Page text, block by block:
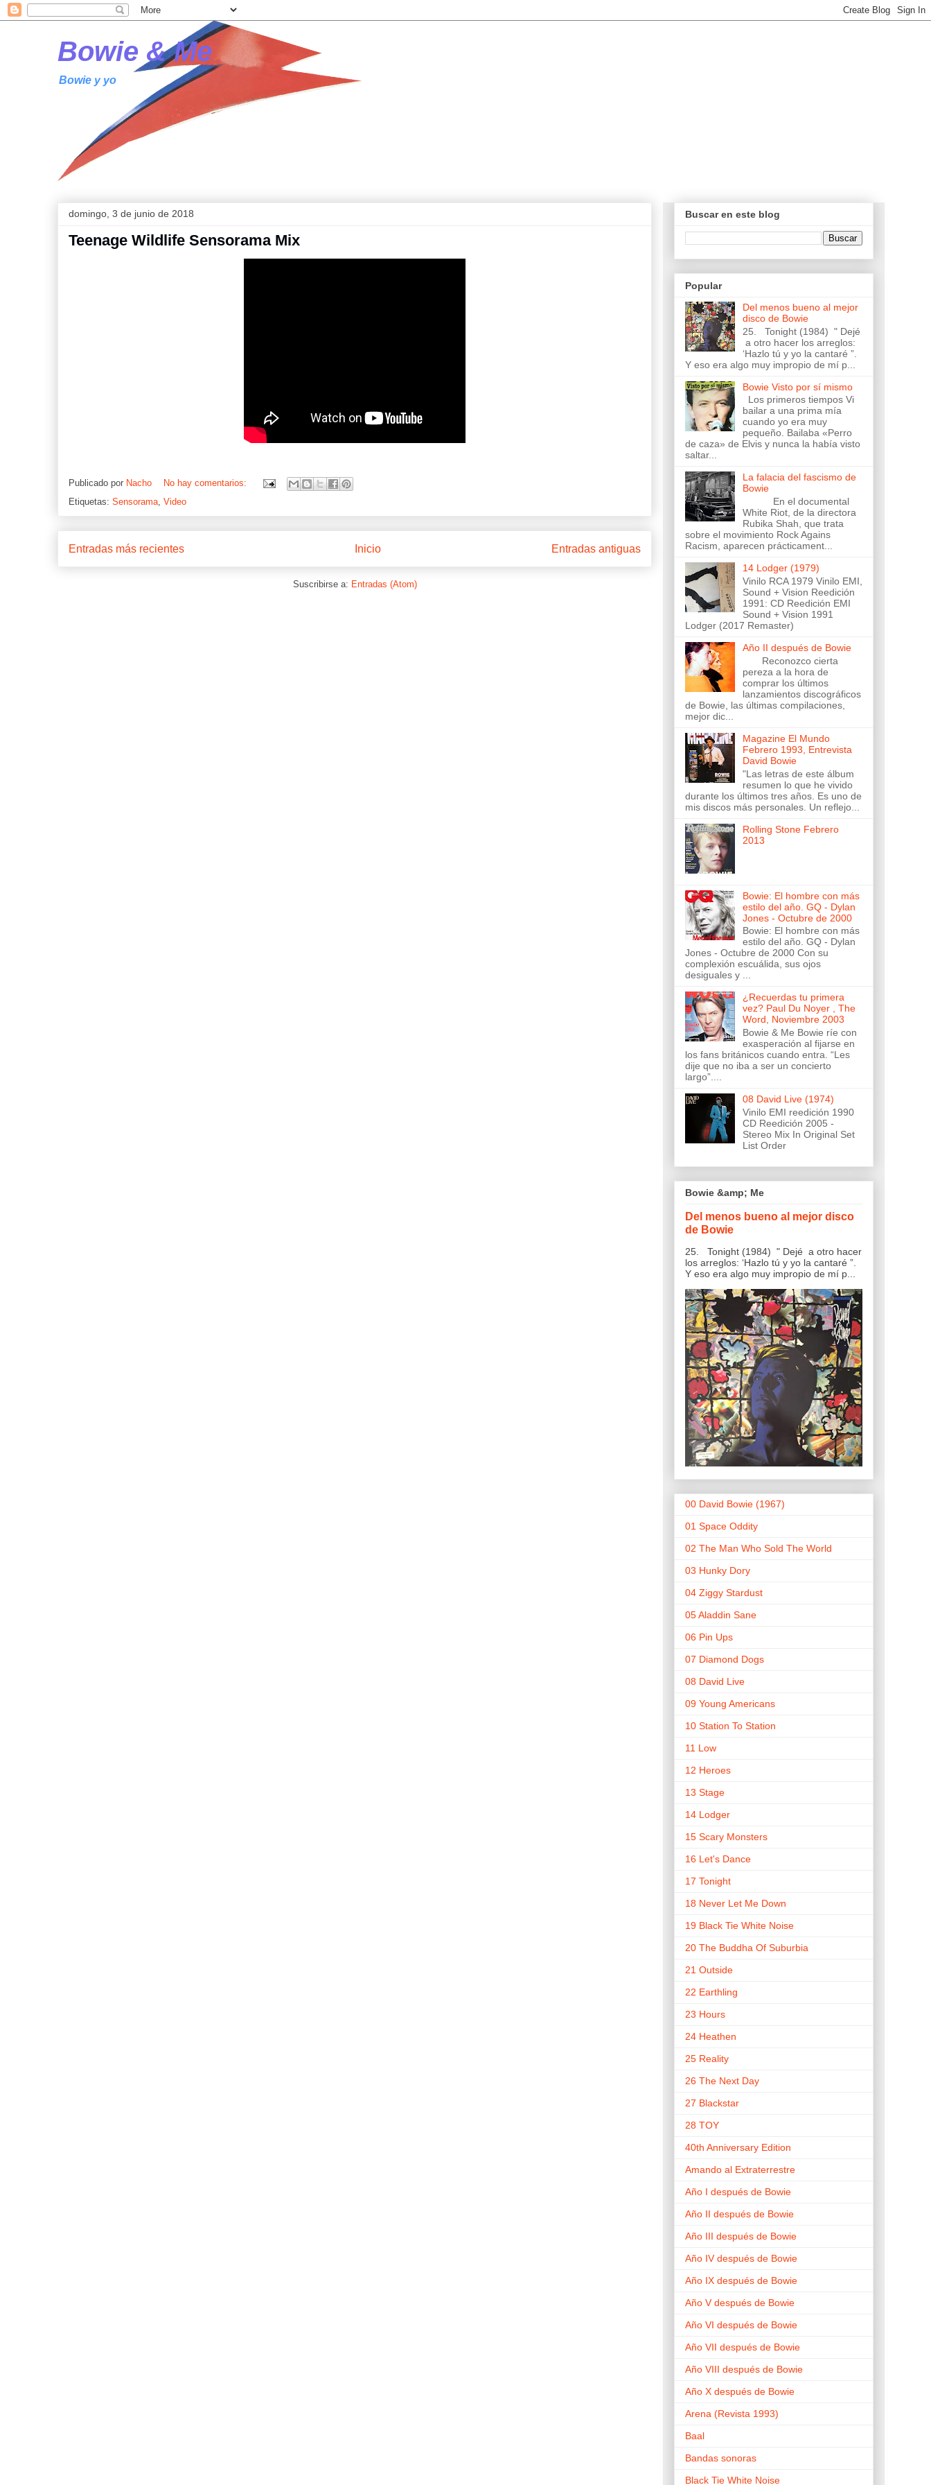
Bowie & Me
Bowie y yo
domingo, 3 de junio de 2018
Teenage Wildlife Sensorama Mix
Publicado por Nacho
No hay comentarios:
Etiquetas: Sensorama, Video
Entradas más recientes Entradas antiguas
Inicio
Suscribirse a: Entradas (Atom)
Buscar en este blog
Popular
Del menos bueno al mejor
disco de Bowie
25. Tonight (1984) " Dejé
a otro hacer los arreglos:
‘Hazlo tú y yo la cantaré ”.
Y eso era algo muy impropio de mí p...
Bowie Visto por sí mismo
Los primeros tiempos Vi
bailar a una prima mía
cuando yo era muy
pequeño. Bailaba «Perro
de caza» de Elvis y nunca la había visto
saltar...
La falacia del fascismo de
Bowie
En el documental
White Riot, de la directora
Rubika Shah, que trata
sobre el movimiento Rock Agains
Racism, aparecen prácticament...
14 Lodger (1979)
Vinilo RCA 1979 Vinilo EMI,
Sound + Vision Reedición
1991: CD Reedición EMI
Sound + Vision 1991
Lodger (2017 Remaster)
Año II después de Bowie
Reconozco cierta
pereza a la hora de
comprar los últimos
lanzamientos discográficos
de Bowie, las últimas compilaciones,
mejor dic...
Magazine El Mundo
Febrero 1993, Entrevista
David Bowie
"Las letras de este álbum
resumen lo que he vivido
durante los últimos tres años. Es uno de
mis discos más personales. Un reflejo...
Rolling Stone Febrero
2013
Bowie: El hombre con más
estilo del año. GQ - Dylan
Jones - Octubre de 2000
Bowie: El hombre con más
estilo del año. GQ - Dylan
Jones - Octubre de 2000 Con su
complexión escuálida, sus ojos
desiguales y ...
¿Recuerdas tu primera
vez? Paul Du Noyer , The
Word, Noviembre 2003
Bowie & Me Bowie ríe con
exasperación al fijarse en
los fans británicos cuando entra. “Les
dije que no iba a ser un concierto
largo”....
08 David Live (1974)
Vinilo EMI reedición 1990
CD Reedición 2005 -
Stereo Mix In Original Set
List Order
Bowie &amp; Me
Del menos bueno al mejor disco
de Bowie
25. Tonight (1984) " Dejé a otro hacer
los arreglos: ‘Hazlo tú y yo la cantaré ”.
Y eso era algo muy impropio de mí p...
00 David Bowie (1967)
01 Space Oddity
02 The Man Who Sold The World
03 Hunky Dory
04 Ziggy Stardust
05 Aladdin Sane
06 Pin Ups
07 Diamond Dogs
08 David Live
09 Young Americans
10 Station To Station
11 Low
12 Heroes
13 Stage
14 Lodger
15 Scary Monsters
16 Let's Dance
17 Tonight
18 Never Let Me Down
19 Black Tie White Noise
20 The Buddha Of Suburbia
21 Outside
22 Earthling
23 Hours
24 Heathen
25 Reality
26 The Next Day
27 Blackstar
28 TOY
40th Anniversary Edition
Amando al Extraterrestre
Año I después de Bowie
Año II después de Bowie
Año III después de Bowie
Año IV después de Bowie
Año IX después de Bowie
Año V después de Bowie
Año VI después de Bowie
Año VII después de Bowie
Año VIII después de Bowie
Año X después de Bowie
Arena (Revista 1993)
Baal
Bandas sonoras
Black Tie White Noise